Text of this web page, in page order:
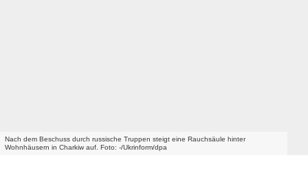
Nach dem Beschuss durch russische Truppen steigt eine Rauchsäule hinter
Wohnhäusern in Charkiw auf. Foto: -/Ukrinform/dpa